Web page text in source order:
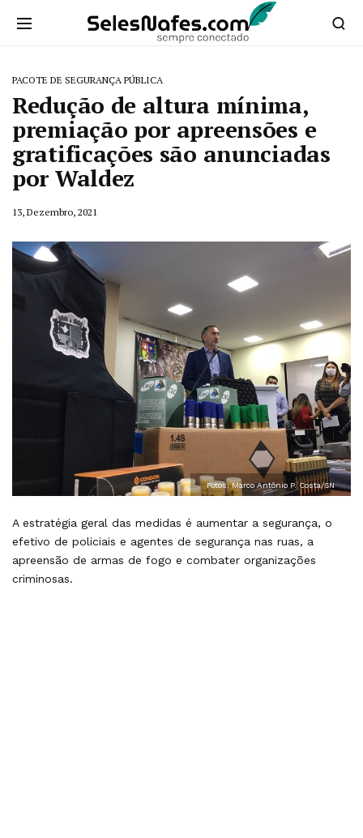
PACOTE DE SEGURANÇA PÚBLICA
Redução de altura mínima,
premiação por apreensões e
gratificações são anunciadas
por Waldez
13, Dezembro, 2021
Fotos: Marco Antônio P. Costa/SN
A estratégia geral das medidas é aumentar a segurança, o
efetivo de policiais e agentes de segurança nas ruas, a
apreensão de armas de fogo e combater organizações
criminosas.